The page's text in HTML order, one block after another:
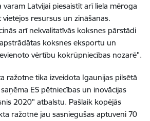
Latvijai piesaistīt arī liela mēroga
resursus un zināšanas.
arī nekvalitatīvās koksnes pārstādi
koksnes eksportu un
vērtību kokrūpniecības nozarē".
ražotne tika izveidota Igaunijas pilsētā
ES pētniecības un inovācijas
2020" atbalstu. Pašlaik kopējās
ražotnē jau sasniegušas aptuveni 70